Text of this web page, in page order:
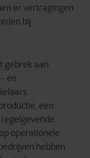
er vertragingen
bij
gebrek aan
- en
, een
regelgevende
op operationele
bedrijven hebben